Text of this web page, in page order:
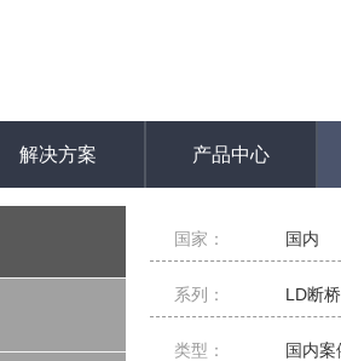
解决方案 产品中心
国家： 国内
系列： LD断
类型： 国内案